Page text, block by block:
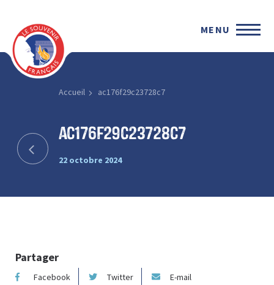
MENU
Accueil ac176f29c23728c7
ac176f29c23728c7
22 octobre 2024
Partager
Facebook Twitter E-mail